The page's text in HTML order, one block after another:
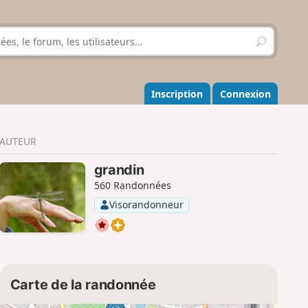
R
e
h
e
r
r
Inscription Connexion
AUTEUR
grandin
560 Randonnées
Visorandonneur
Carte de la randonnée